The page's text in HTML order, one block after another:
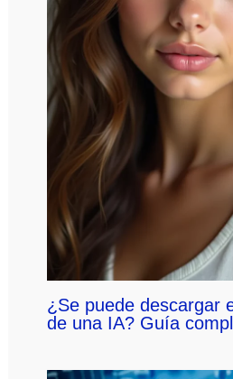
¿Se puede descargar
de una IA? Guía